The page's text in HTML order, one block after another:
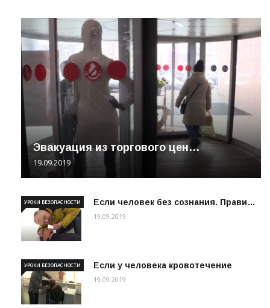
Эвакуация из торгового цен…
19.09.2019
Если человек без сознания. Прави…
УРОКИ БЕЗОПАСНОСТИ
19.09.2019
Если у человека кровотечение
УРОКИ БЕЗОПАСНОСТИ
19.09.2019